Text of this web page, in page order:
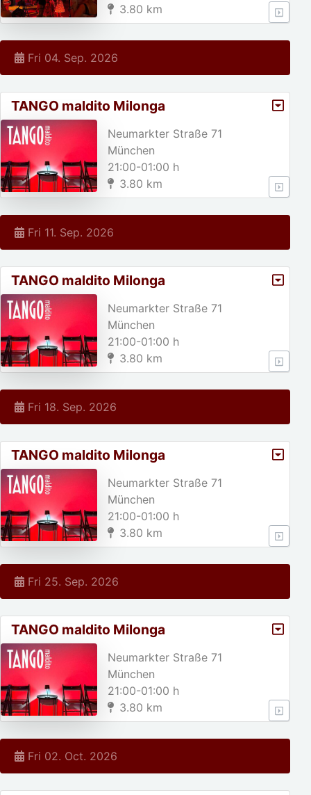
3.80 km
Fri 04. Sep. 2026
TANGO maldito Milonga
Neumarkter Straße 71
München
21:00-01:00 h
3.80 km
Fri 11. Sep. 2026
TANGO maldito Milonga
Neumarkter Straße 71
München
21:00-01:00 h
3.80 km
Fri 18. Sep. 2026
TANGO maldito Milonga
Neumarkter Straße 71
München
21:00-01:00 h
3.80 km
Fri 25. Sep. 2026
TANGO maldito Milonga
Neumarkter Straße 71
München
21:00-01:00 h
3.80 km
Fri 02. Oct. 2026